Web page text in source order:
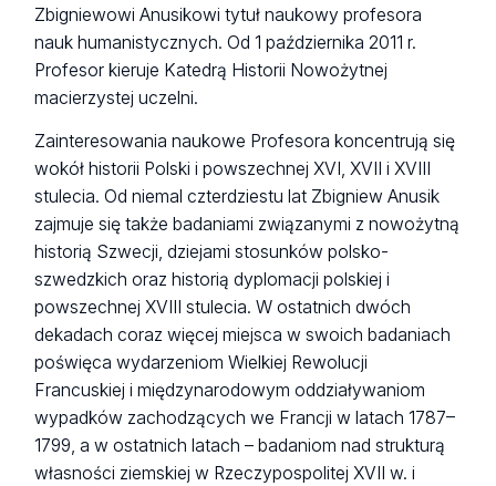
Zbigniewowi Anusikowi tytuł naukowy profesora
nauk humanistycznych. Od 1 października 2011 r.
Profesor kieruje Katedrą Historii Nowożytnej
macierzystej uczelni.
Zainteresowania naukowe Profesora koncentrują się
wokół historii Polski i powszechnej XVI, XVII i XVIII
stulecia. Od niemal czterdziestu lat Zbigniew Anusik
zajmuje się także badaniami związanymi z nowożytną
historią Szwecji, dziejami stosunków polsko-
szwedzkich oraz historią dyplomacji polskiej i
powszechnej XVIII stulecia. W ostatnich dwóch
dekadach coraz więcej miejsca w swoich badaniach
poświęca wydarzeniom Wielkiej Rewolucji
Francuskiej i międzynarodowym oddziaływaniom
wypadków zachodzących we Francji w latach 1787–
1799, a w ostatnich latach – badaniom nad strukturą
własności ziemskiej w Rzeczypospolitej XVII w. i